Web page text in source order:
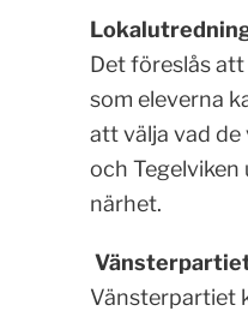
Det föreslås
som eleverna
att välja vad de
och
närhet.
Vänsterpartiet